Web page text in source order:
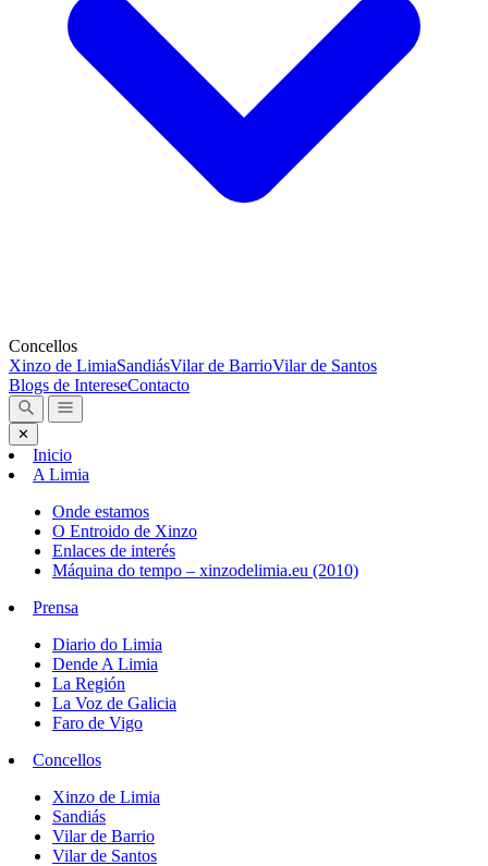
Concellos
Xinzo de LimiaSandiásVilar de BarrioVilar de Santos
Blogs de IntereseContacto
✕
Inicio
A Limia
Onde estamos
O Entroido de Xinzo
Enlaces de interés
Máquina do tempo – xinzodelimia.eu (2010)
Prensa
Diario do Limia
Dende A Limia
La Región
La Voz de Galicia
Faro de Vigo
Concellos
Xinzo de Limia
Sandiás
Vilar de Barrio
Vilar de Santos